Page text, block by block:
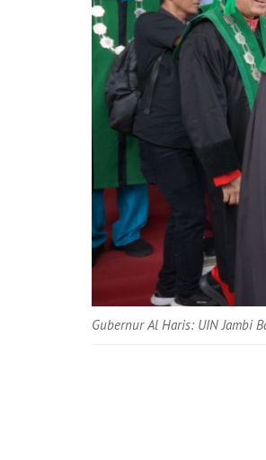
Gubernur Al Haris: UIN Jambi